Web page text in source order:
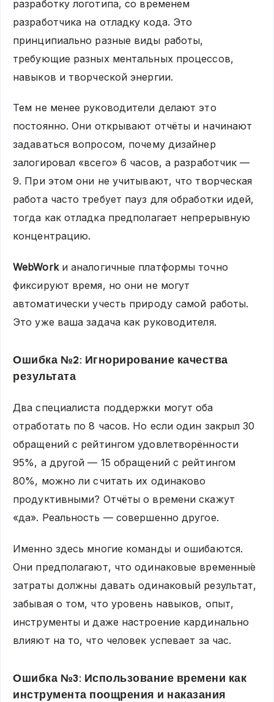
разработку логотипа, со временем
разработчика на отладку кода. Это
принципиально разные виды работы,
требующие разных ментальных процессов,
навыков и творческой энергии.
Тем не менее руководители делают это
постоянно. Они открывают отчёты и начинают
задаваться вопросом, почему дизайнер
залогировал «всего» 6 часов, а разработчик —
9. При этом они не учитывают, что творческая
работа часто требует пауз для обработки идей,
тогда как отладка предполагает непрерывную
концентрацию.
WebWorkи аналогичные платформы точно
фиксируют время, но они не могут
автоматически учесть природу самой работы.
Это уже ваша задача как руководителя.
Ошибка №2: Игнорирование качества
результата
Два специалиста поддержки могут оба
отработать по 8 часов. Но если один закрыл 30
обращений с рейтингом удовлетворённости
95%, а другой — 15 обращений с рейтингом
80%, можно ли считать их одинаково
продуктивными? Отчёты о времени скажут
«да». Реальность — совершенно другое.
Именно здесь многие команды и ошибаются.
Они предполагают, что одинаковые временны́е
затраты должны давать одинаковый результат,
забывая о том, что уровень навыков, опыт,
инструменты и даже настроение кардинально
влияют на то, что человек успевает за час.
Ошибка №3: Использование времени как
инструмента поощрения и наказания